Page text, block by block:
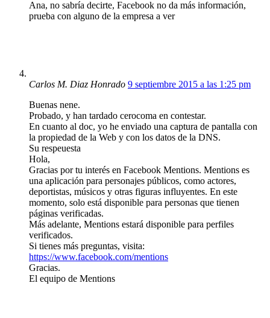
Ana, no sabría decirte, Facebook no da más información,
prueba con alguno de la empresa a ver
Carlos M. Diaz Honrado 9 septiembre 2015 a las 1:25 pm
Buenas nene.
Probado, y han tardado cerocoma en contestar.
En cuanto al doc, yo he enviado una captura de pantalla con
la propiedad de la Web y con los datos de la DNS.
Su respeuesta
Hola,
Gracias por tu interés en Facebook Mentions. Mentions es
una aplicación para personajes públicos, como actores,
deportistas, músicos y otras figuras influyentes. En este
momento, solo está disponible para personas que tienen
páginas verificadas.
Más adelante, Mentions estará disponible para perfiles
verificados.
Si tienes más preguntas, visita:
https://www.facebook.com/mentions
Gracias.
El equipo de Mentions